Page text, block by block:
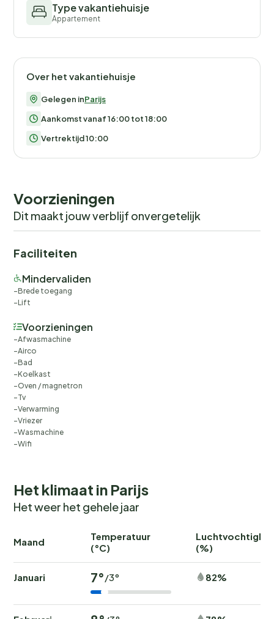
Type vakantiehuisje
Appartement
Over het vakantiehuisje
Gelegen inParijs
Aankomst vanaf 16:00 tot 18:00
Vertrektijd 10:00
Voorzieningen
Dit maakt jouw verblijf onvergetelijk
Faciliteiten
Mindervaliden
Brede toegang
Lift
Voorzieningen
Afwasmachine
Airco
Bad
Koelkast
Oven / magnetron
Tv
Verwarming
Vriezer
Wasmachine
Wifi
Het klimaat in Parijs
Het weer het gehele jaar
Maand
Temperatuur
(°C)
(%)
Januari 7°/3° 82%